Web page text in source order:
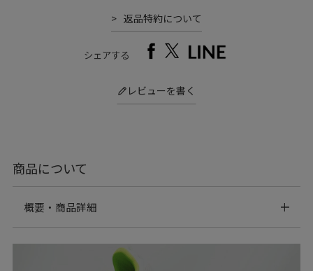
返品特約について
シェアする
レビューを書く
商品について
概要・商品詳細